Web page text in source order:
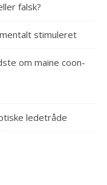
falsk?
stimuleret
om maine coon-
ledetråde